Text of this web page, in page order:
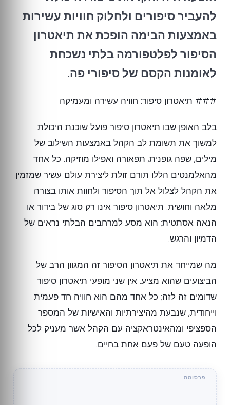
להעביר סיפורים ולחלוק חוויות עשירות
באמצעות הבימה הופכת את תיאטרון
הסיפור לפלטפורמה בלתי נשכחת
לאומנות הקסם של סיפורי פה.
### תיאטרון סיפור: חוויה עשירה ומעמיקה
בלב האופן שבו תיאטרון סיפור פועל שוכנת היכולת
למשוך את תשומת לב הקהל באמצעות השילוב של
מילים, שפה גופנית, תפאורה ואפילו מוזיקה. כל אחד
מהאלמנטים הללו תורם זולת ליצירת עולם עשיר שמזמין
את הקהל לצלול אל תוך הסיפור ולחוות אותו בצורה
מלאה וחושית. תיאטרון סיפור אינו רק סוג של בידור או
הנאה אסתטית; הוא מסע למרחבים הבלתי נראים של
הדמיון והרגש.
מה שמייחד את תיאטרון הסיפור זה המגוון הרב של
הביצועים שהוא מציע. אין שני מופעי תיאטרון סיפור
שדומים זה לזה; כל אחד מהם הוא חוויה חד פעמית
וייחודית, שנבעת מהיצירתיות והאישיות של המספר
הספציפי ומהאינטראקציה עם הקהל אשר מעניק לכל
הופעה טעם של פעם אחת בחיים.